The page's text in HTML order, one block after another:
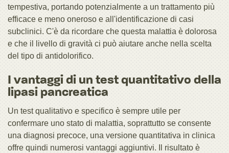
tempestiva, portando potenzialmente a un trattamento più
efficace e meno oneroso e all'identificazione di casi
subclinici. C'è da ricordare che questa malattia è dolorosa
e che il livello di gravità ci può aiutare anche nella scelta
del tipo di antidolorifico.
I vantaggi di un test quantitativo della
lipasi pancreatica
Un test qualitativo e specifico è sempre utile per
confermare uno stato di malattia, soprattutto se consente
una diagnosi precoce, una versione quantitativa in clinica
offre quindi numerosi vantaggi aggiuntivi. Il risultato è